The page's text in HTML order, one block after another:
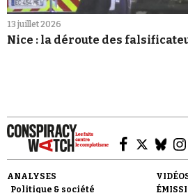
13 juillet 2026
Nice : la déroute des
ANALYSES
Politique & société